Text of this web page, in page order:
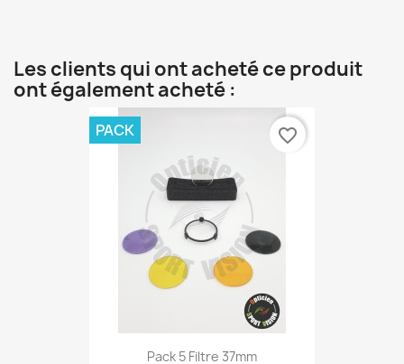
Les clients qui ont acheté ce produit
ont également acheté :
Pack 5 Filtre 37mm
PACK favorite_border